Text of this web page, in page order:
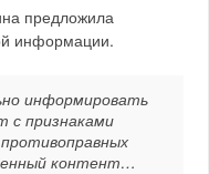
предложила
информации.
информировать
с признаками
контент…